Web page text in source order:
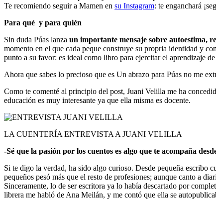
Te recomiendo seguir a Mamen en su Instagram: te enganchará
Para qué y para quién
Sin duda Púas lanza un importante mensaje sobre autoestima,
momento en el que cada peque construye su propria identidad y
punto a su favor: es ideal como libro para ejercitar el aprendizaje
Ahora que sabes lo precioso que es Un abrazo para Púas no me
Como te comenté al principio del post, Juani Velilla me ha
educación es muy interesante ya que ella misma es docente.
LA CUENTERÍA ENTREVISTA A JUANI VELILLA
-Sé que la pasión por los cuentos es algo que te acompaña
Si te digo la verdad, ha sido algo curioso. Desde pequeña escribo
pequeños pesó más que el resto de profesiones; aunque canto a
Sinceramente, lo de ser escritora ya lo había descartado por
librera me habló de Ana Meilán, y me contó que ella se